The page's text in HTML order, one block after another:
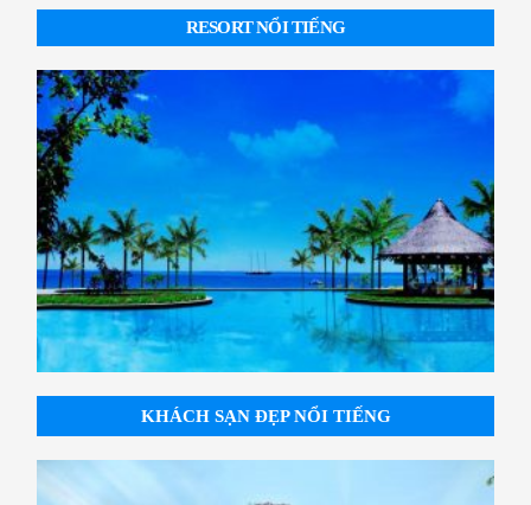
RESORT NỔI TIẾNG
KHÁCH SẠN ĐẸP NỔI TIẾNG